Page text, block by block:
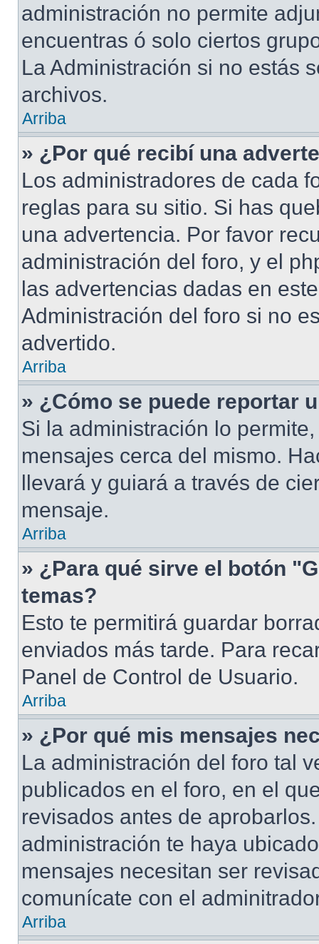
administración no permite
encuentras ó solo ciertos
La Administración si no estás
archivos.
Arriba
» ¿Por qué recibí una
Los administradores de cada
reglas para su sitio. Si has
una advertencia. Por favor
administración del foro, y el
las advertencias dadas en
Administración del foro si no
advertido.
Arriba
» ¿Cómo se puede reportar
Si la administración lo
mensajes cerca del mismo.
llevará y guiará a través de
mensaje.
Arriba
» ¿Para qué sirve el botón
temas?
Esto te permitirá guardar
enviados más tarde. Para
Panel de Control de Usuario.
Arriba
» ¿Por qué mis mensajes
La administración del foro tal
publicados en el foro, en el
revisados antes de
administración te haya
mensajes necesitan ser
comunícate con el
Arriba